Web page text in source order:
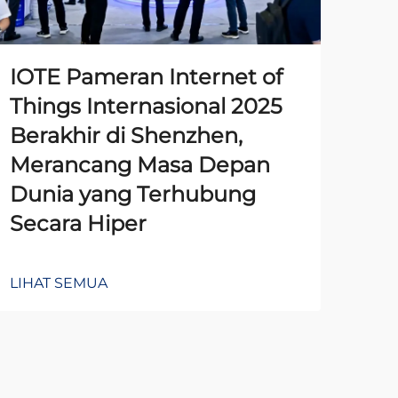
IOTE Pameran Internet of
Things Internasional 2025
Berakhir di Shenzhen,
Merancang Masa Depan
Dunia yang Terhubung
Secara Hiper
LIHAT SEMUA